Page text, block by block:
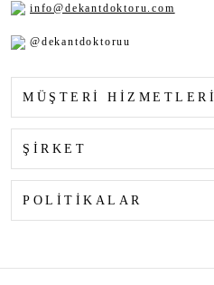
info@dekantdoktoru.com
@dekantdoktoruu
MÜŞTERİ HİZMETLERİ
ŞİRKET
POLİTİKALAR